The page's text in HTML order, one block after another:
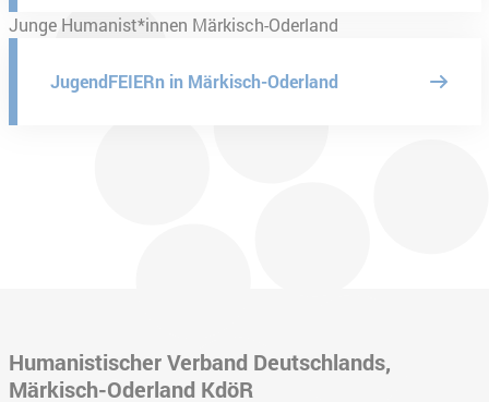
Junge Humanist*innen Märkisch-Oderland
JugendFEIERn in Märkisch-Oderland
Humanistischer Verband Deutschlands,
Märkisch-Oderland KdöR